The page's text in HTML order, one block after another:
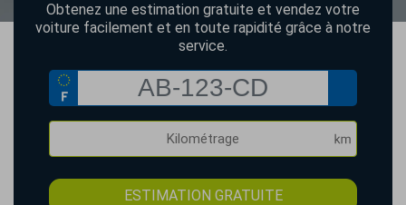
Obtenez une estimation gratuite et vendez votre
voiture facilement et en toute rapidité grâce à notre
service.
ESTIMATION GRATUITE